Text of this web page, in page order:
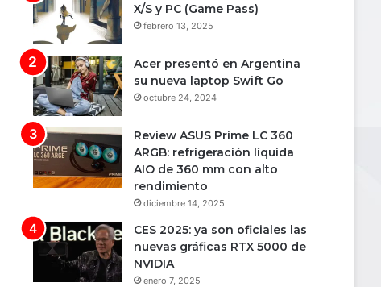
X/S y PC (Game Pass)
febrero 13, 2025
Acer presentó en Argentina
su nueva laptop Swift Go
octubre 24, 2024
Review ASUS Prime LC 360
ARGB: refrigeración líquida
AIO de 360 mm con alto
rendimiento
diciembre 14, 2025
CES 2025: ya son oficiales las
nuevas gráficas RTX 5000 de
NVIDIA
enero 7, 2025